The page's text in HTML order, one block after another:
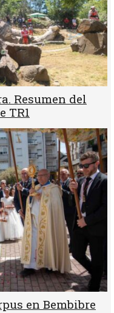
Resumen del
TR1
en Bembibre